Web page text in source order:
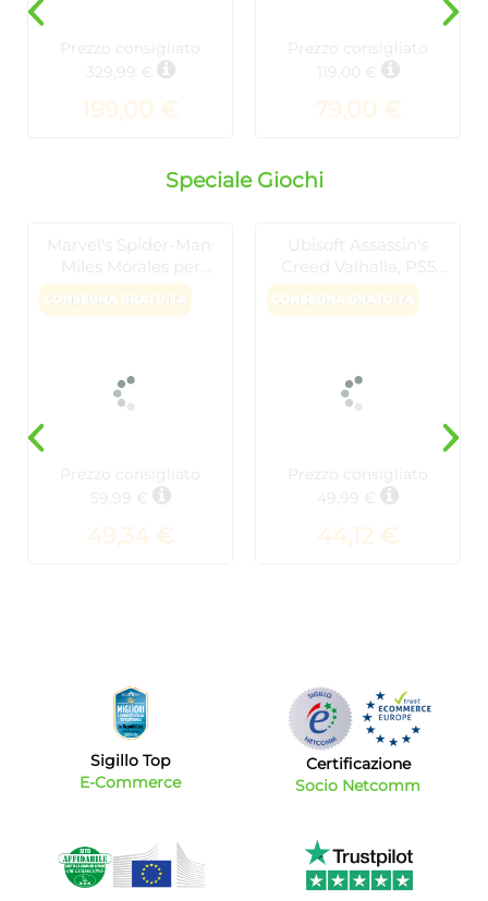
Prezzo consigliato
329,99 €
199,00 €
Prezzo consigliato
119,00 €
79,00 €
Speciale Giochi
Marvel's Spider-Man:
Miles Morales per
Sony PlayStation 5
Prezzo consigliato
59,99 €
49,34 €
Ubisoft Assassin's
Creed Valhalla, PS5
PlayStation 5 Basic
Inglese, ITA
Prezzo consigliato
49,99 €
44,12 €
Sigillo Top
E-Commerce
Certificazione
Socio Netcomm